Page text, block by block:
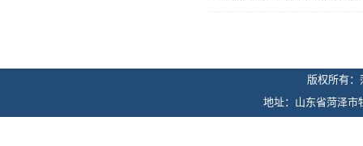
版权所有
地址：山东省菏泽市